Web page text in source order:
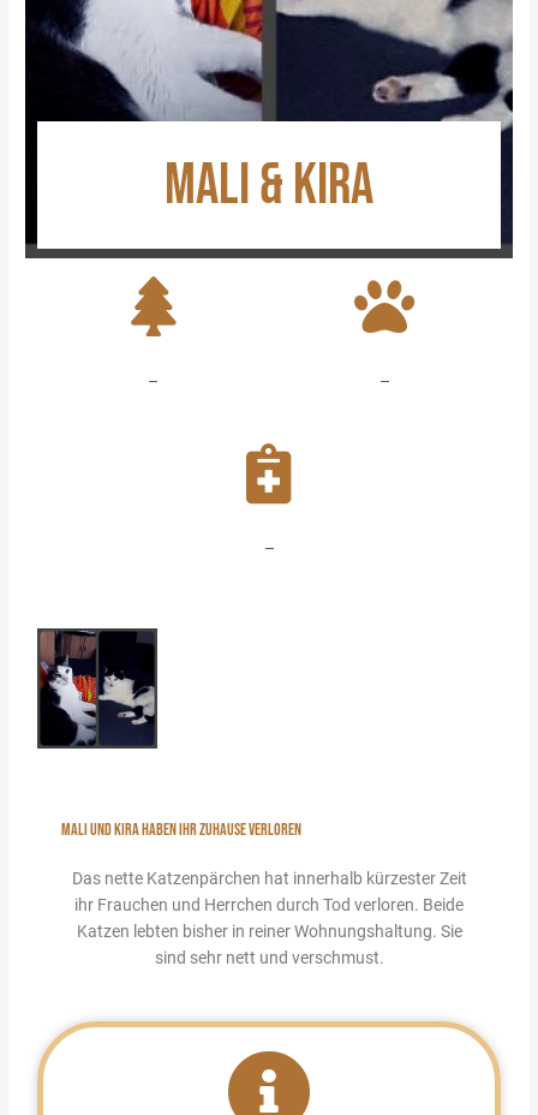
MALI & KIRA
– –
–
MALI UND KIRA HABEN IHR ZUHAUSE VERLOREN
Das nette Katzenpärchen hat innerhalb kürzester Zeit
ihr Frauchen und Herrchen durch Tod verloren. Beide
Katzen lebten bisher in reiner Wohnungshaltung. Sie
sind sehr nett und verschmust.